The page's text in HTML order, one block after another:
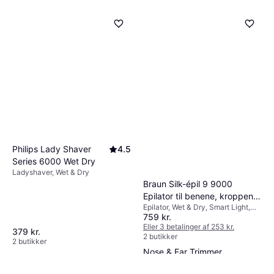
Panasonic ER-GN33-H301
Nose & Ear Trimmer
Philips Lady Shaver
Series 6000 Wet Dry
4.5
Ladyshaver, Wet & Dry
379 kr.
2 butikker
Braun Silk-épil 9 9000
Epilator til benene, kroppen
og armhulerne 1 stk
Epilator, Wet & Dry, Smart Light,
Rengøringsbørste
759 kr.
Eller 3 betalinger af 253 kr.
2 butikker